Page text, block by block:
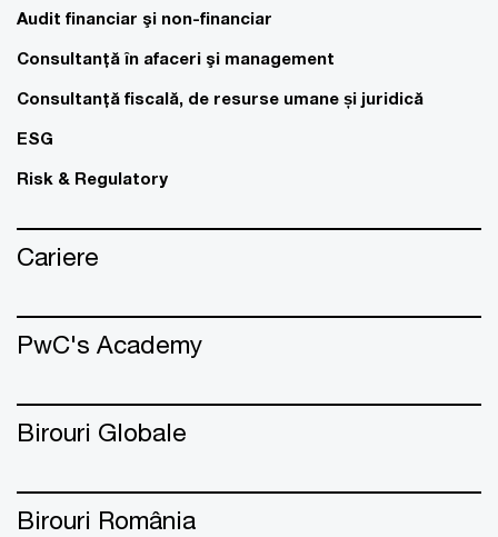
Audit financiar şi non-financiar
Consultanţă în afaceri şi management
Consultanţă fiscală, de resurse umane și juridică
ESG
Risk & Regulatory
Cariere
PwC's Academy
Birouri Globale
Birouri România